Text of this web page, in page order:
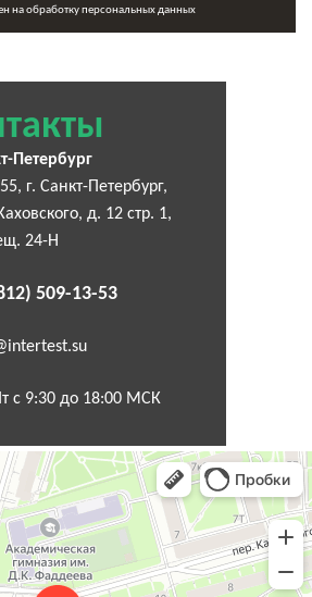
на обработку персональных данных
Карты
Петербург
г. Санкт-Петербург,
д. 12 стр. 1,
24-Н
509-13-53
с 9:30 до 18:00 МСК